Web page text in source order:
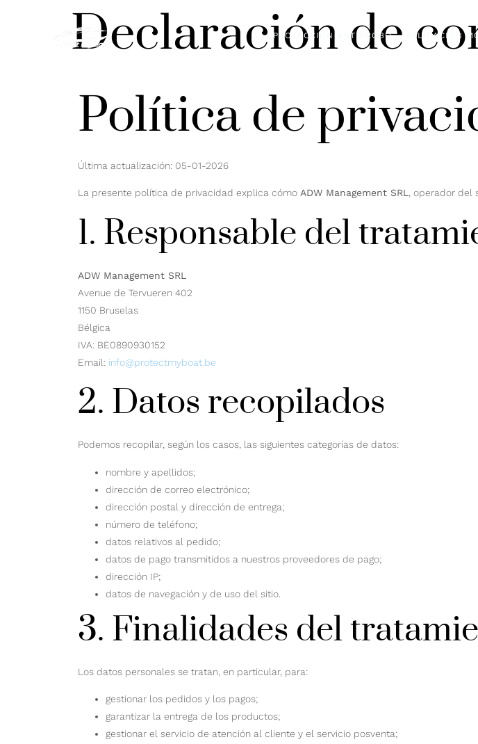
PROTECCIÓN ANTIRROBO APLICACIÓN
Declaración de
Política de
Última actualización: 05-01-2026
La presente política de privacidad explica cómo ADW Management SRL, operador del
1. Responsable del
ADW Management SRL
Avenue de Tervueren 402
1150 Bruselas
Bélgica
IVA: BE0890930152
Email: info@protectmyboat.be
2. Datos recopilados
Podemos recopilar, según los casos, las siguientes categorías de datos:
nombre y apellidos;
dirección de correo electrónico;
dirección postal y dirección de entrega;
número de teléfono;
datos relativos al pedido;
datos de pago transmitidos a nuestros proveedores de pago;
dirección IP;
datos de navegación y de uso del sitio.
3. Finalidades del
Los datos personales se tratan, en particular, para:
gestionar los pedidos y los pagos;
garantizar la entrega de los productos;
gestionar el servicio de atención al cliente y el servicio posventa;